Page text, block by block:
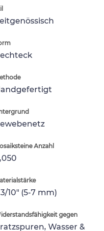
Anzahl
10" (5-7 mm)
gegen
Wasser &